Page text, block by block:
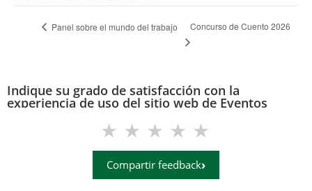
Panel sobre el mundo del trabajo Concurso de Cuento 2026
Indique su grado de satisfacción con la
experiencia de uso del sitio web de Eventos